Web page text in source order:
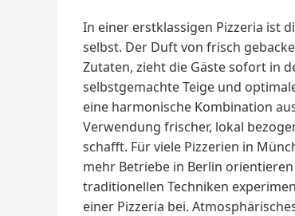
In einer erstklassigen Pizzeria ist
selbst. Der Duft von frisch
Zutaten, zieht die Gäste sofort in
selbstgemachte Teige und
eine harmonische Kombination
Verwendung frischer, lokal
schafft. Für viele Pizzerien in
mehr Betriebe in Berlin
traditionellen Techniken
einer Pizzeria bei.